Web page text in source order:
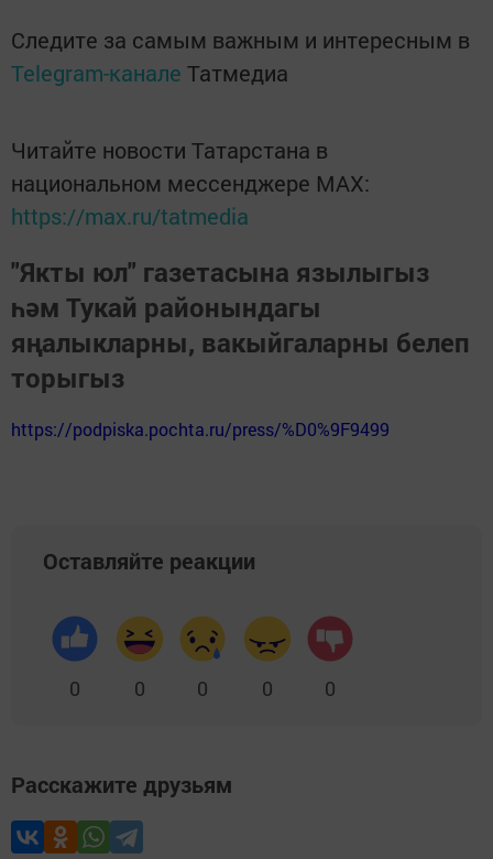
Следите за самым важным и интересным в
Telegram-канале Татмедиа
Читайте новости Татарстана в
национальном мессенджере MАХ:
https://max.ru/tatmedia
"Якты юл" газетасына язылыгыз
һәм Тукай районындагы
яңалыкларны, вакыйгаларны белеп
торыгыз
https://podpiska.pochta.ru/press/%D0%9F9499
Оставляйте реакции
0 0 0 0 0
Расскажите друзьям